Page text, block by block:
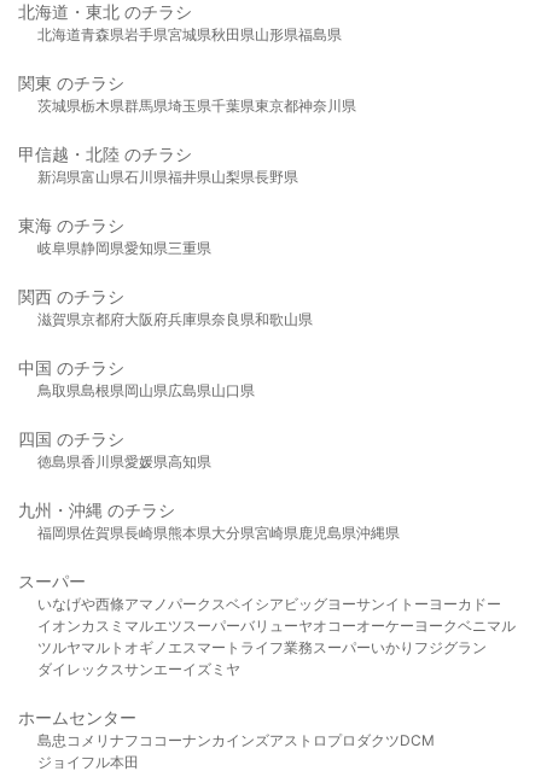
北海道・東北 のチラシ
北海道青森県岩手県宮城県秋田県山形県福島県
関東 のチラシ
茨城県栃木県群馬県埼玉県千葉県東京都神奈川県
甲信越・北陸 のチラシ
新潟県富山県石川県福井県山梨県長野県
東海 のチラシ
岐阜県静岡県愛知県三重県
関西 のチラシ
滋賀県京都府大阪府兵庫県奈良県和歌山県
中国 のチラシ
鳥取県島根県岡山県広島県山口県
四国 のチラシ
徳島県香川県愛媛県高知県
九州・沖縄 のチラシ
福岡県佐賀県長崎県熊本県大分県宮崎県鹿児島県沖縄県
スーパー
いなげや西條アマノパークスベイシア ビッグヨーサンイトーヨーカドー
イオンカスミ マルエツスーパーバリューヤオコーオーケー ヨークベニマル
ツルヤマルト オギノ エスマート ライフ業務スーパーいかり フジグラン
ダイレックスサンエーイズミヤ
ホームセンター
島忠 コメリ ナフコ コーナンカインズアストロプロダクツDCM
ジョイフル本田